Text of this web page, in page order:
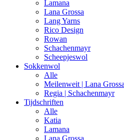
Lamana
Lana Grossa
Lang Yarns
Rico Design
Rowan
Schachenmayr
Scheepjeswol
Sokkenwol
Alle
Meilenweit | Lana Grossa
Regia | Schachenmayr
Tijdschriften
Alle
Katia
Lamana
Lana Grossa